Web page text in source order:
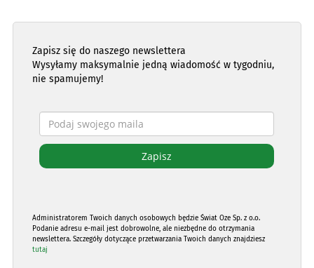
Zapisz się do naszego newslettera
Wysyłamy maksymalnie jedną wiadomość w tygodniu,
nie spamujemy!
Administratorem Twoich danych osobowych będzie Świat Oze Sp. z o.o.
Podanie adresu e-mail jest dobrowolne, ale niezbędne do otrzymania
newslettera. Szczegóły dotyczące przetwarzania Twoich danych znajdziesz
tutaj